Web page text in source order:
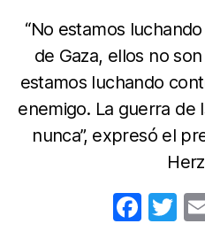
“No estamos
de Gaza, ellos no
estamos luchando
enemigo. La guerra de
nunca”, expresó el
F T